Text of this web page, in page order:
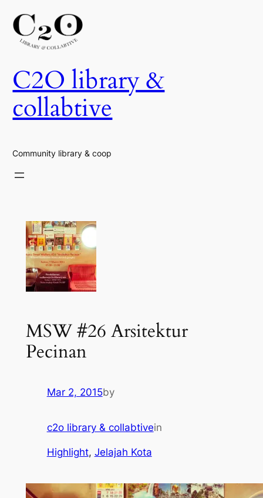
Skip
to
content
C2O library &
collabtive
Community library & coop
MSW #26 Arsitektur
Pecinan
Mar 2, 2015by
c2o library & collabtivein
Highlight, Jelajah Kota